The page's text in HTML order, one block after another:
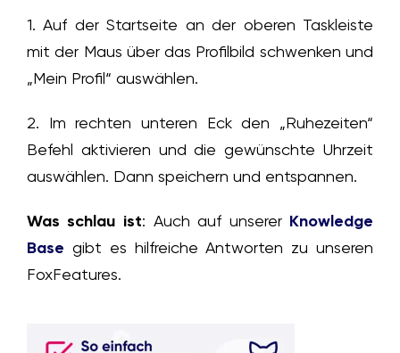
1. Auf der Startseite an der oberen Taskleiste
mit der Maus über das Profilbild schwenken und
„Mein Profil“ auswählen.
2. Im rechten unteren Eck den „Ruhezeiten“
Befehl aktivieren und die gewünschte Uhrzeit
auswählen. Dann speichern und entspannen.
Was schlau ist: Auch auf unserer Knowledge
Base gibt es hilfreiche Antworten zu unseren
FoxFeatures.